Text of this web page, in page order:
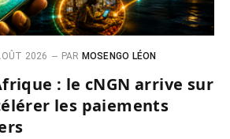
2026 PAR MOSENGO LÉON
: le cNGN arrive sur
les paiements